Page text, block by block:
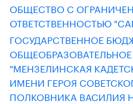
ОБЩЕСТВО С
ОТВЕТСТВЕННОСТЬЮ
ГОСУДАРСТВЕННОЕ
"МЕНЗЕЛИНСКАЯ
ИМЕНИ ГЕРОЯ
ПОЛКОВНИКА ВАСИЛИЯ